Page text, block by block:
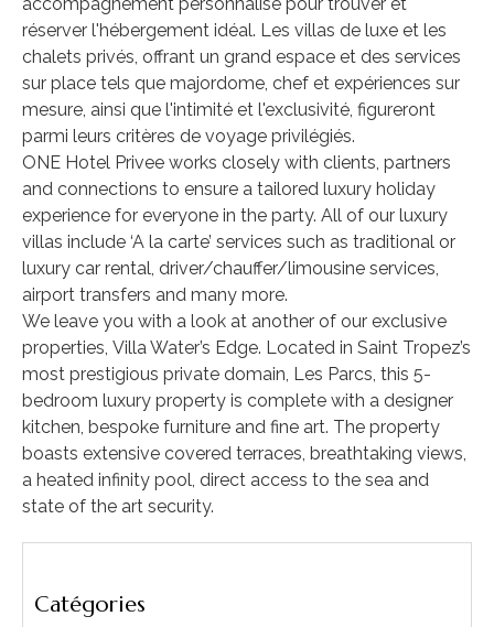
réserver l'hébergement idéal. Les villas de luxe et les
chalets privés, offrant un grand espace et des services
sur place tels que majordome, chef et expériences sur
mesure, ainsi que l'intimité et l'exclusivité, figureront
parmi leurs critères de voyage privilégiés.
ONE Hotel Privee works closely with clients, partners
and connections to ensure a tailored luxury holiday
experience for everyone in the party. All of our luxury
villas include ‘A la carte’ services such as traditional or
luxury car rental, driver/chauffer/limousine services,
airport transfers and many more.
We leave you with a look at another of our exclusive
properties, Villa Water’s Edge. Located in Saint Tropez’s
most prestigious private domain, Les Parcs, this 5-
bedroom luxury property is complete with a designer
kitchen, bespoke furniture and fine art. The property
boasts extensive covered terraces, breathtaking views,
a heated infinity pool, direct access to the sea and
state of the art security.
Catégories